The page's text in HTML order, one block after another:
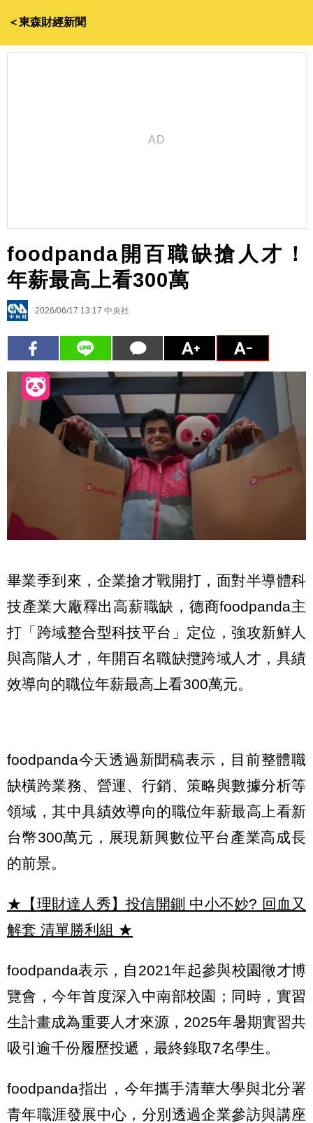
＜東森財經新聞
foodpanda開百職缺搶人才！
年薪最高上看300萬
2026/06/17 13:17 中央社
畢業季到來，企業搶才戰開打，面對半導體科
技產業大廠釋出高薪職缺，德商foodpanda主
打「跨域整合型科技平台」定位，強攻新鮮人
與高階人才，年開百名職缺攬跨域人才，具績
效導向的職位年薪最高上看300萬元。
foodpanda今天透過新聞稿表示，目前整體職
缺橫跨業務、營運、行銷、策略與數據分析等
領域，其中具績效導向的職位年薪最高上看新
台幣300萬元，展現新興數位平台產業高成長
的前景。
★【理財達人秀】投信開鍘 中小不妙? 回血又
解套 清單勝利組 ★
foodpanda表示，自2021年起參與校園徵才博
覽會，今年首度深入中南部校園；同時，實習
生計畫成為重要人才來源，2025年暑期實習共
吸引逾千份履歷投遞，最終錄取7名學生。
foodpanda指出，今年攜手清華大學與北分署
青年職涯發展中心，分別透過企業參訪與講座